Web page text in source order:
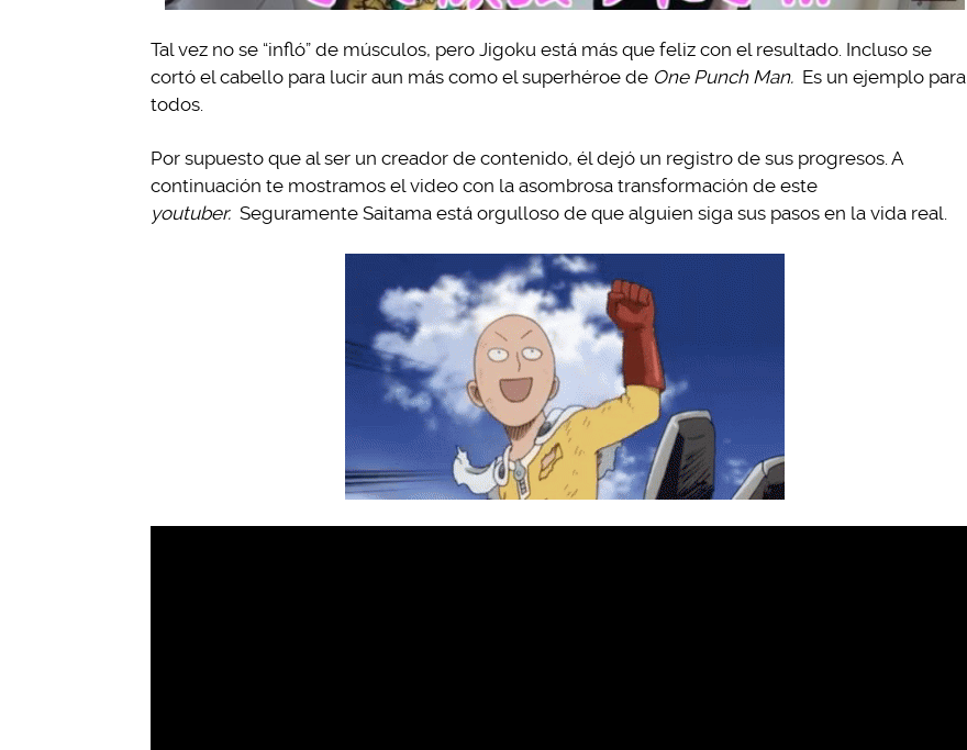
Tal vez no se “infló” de músculos, pero Jigoku está más que feliz con el resultado. Incluso se
cortó el cabello para lucir aun más como el superhéroe de One Punch Man. Es un ejemplo para
todos.
Por supuesto que al ser un creador de contenido, él dejó un registro de sus progresos. A
continuación te mostramos el video con la asombrosa transformación de este
youtuber. Seguramente Saitama está orgulloso de que alguien siga sus pasos en la vida real.